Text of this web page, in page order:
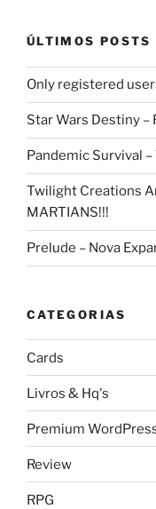
ÚLTIMOS POSTS
Only registered
Star Wars Destiny –
Pandemic Survival
Twilight Creations
MARTIANS!!!
Prelude – Nova
CATEGORIAS
Cards
Livros & Hq's
Premium
Review
RPG